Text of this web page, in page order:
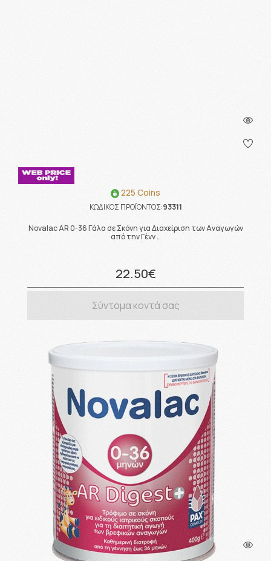
225 Coins
ΚΩΔΙΚΟΣ ΠΡΟΪΟΝΤΟΣ:93311
Novalac AR 0-36 Γάλα σε Σκόνη για Διαχείριση των Αναγωγών
από την Γένν …
22.50€
Σύντομα κοντά σας